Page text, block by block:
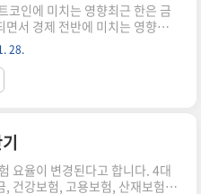
코인에 미치는 영향최근 한은 금
면서 경제 전반에 미치는 영향에
지고 있습니다. 특히 금리 변동은
가상자산 시장에도 큰 영향을 줄
가 하락하면 전통적인 투자 수단
대할 수 있는 자산으로 자금이 몰
제로 과거 데이터 분석에서도 금
인 가격 간 상관 관계가 나타났으
을 세우는 데 중요한 힌트를 제공
서는 한은 금리인하가 어떻게 비
28.
요율이 변경된다고 합니다. 4대
, 건강보험, 고용보험, 산재보험을